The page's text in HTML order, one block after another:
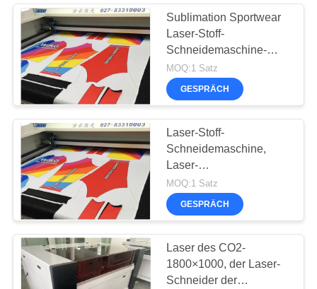
Sublimation Sportwear
Laser-Stoff-
Schneidemaschine-
Präzisions-Ausschnitt
ohne Haar-Rand
MOQ:1 Satz
GESPRÄCH
Laser-Stoff-
Schneidemaschine,
Laser-
Schneidemaschine für
Kleider
MOQ:1 Satz
GESPRÄCH
Laser des CO2-
1800×1000, der Laser-
Schneider der